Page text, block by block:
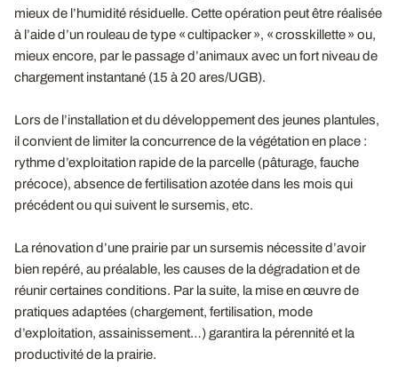
mieux de l’humidité résiduelle. Cette opération peut être réalisée
à l’aide d’un rouleau de type « cultipacker », « crosskillette » ou,
mieux encore, par le passage d’animaux avec un fort niveau de
chargement instantané (15 à 20 ares/UGB).
Lors de l’installation et du développement des jeunes plantules,
il convient de limiter la concurrence de la végétation en place :
rythme d’exploitation rapide de la parcelle (pâturage, fauche
précoce), absence de fertilisation azotée dans les mois qui
précédent ou qui suivent le sursemis, etc.
La rénovation d’une prairie par un sursemis nécessite d’avoir
bien repéré, au préalable, les causes de la dégradation et de
réunir certaines conditions. Par la suite, la mise en œuvre de
pratiques adaptées (chargement, fertilisation, mode
d’exploitation, assainissement…) garantira la pérennité et la
productivité de la prairie.